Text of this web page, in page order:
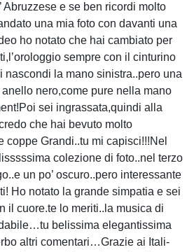
Abruzzese e se ben ricordi molto
una mia foto con davanti una
ho notato che hai cambiato per
sempre con il cinturino
nascondi la mano sinistra..pero una
nero,come pure nella mano
sei ingrassata,quindi alla
che hai bevuto molto
coppe Grandi..tu mi capisci!!!Nel
colezione di foto..nel terzo
un po’ oscuro..pero interessante
Ho notato la grande simpatia e sei
il cuore.te lo meriti..la musica di
belissima elegantissima
altri comentari…Grazie ai Itali-